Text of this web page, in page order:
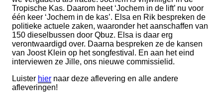
Tropische Kas. Daarom heet ‘Jochem in de lift’ nu voor
één keer ‘Jochem in de kas’. Elsa en Rik bespreken de
politieke actuele zaken, waaronder het aanschaffen van
150 dieselbussen door Qbuz. Elsa is daar erg
verontwaardigd over. Daarna bespreken ze de kansen
van Joost Klein op het songfestival. En aan het eind
interviewen ze Jille, ons nieuwe commissielid.
Luister hier naar deze aflevering en alle andere
afleveringen!